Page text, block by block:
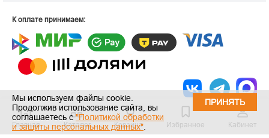
Главная Каталог Корзина Избранное Кабинет
К оплате принимаем:
© 2010-2026 ООО "Строй-Центр".Строительные и отделочные
материалы оптом и в розницу.
Мы используем файлы cookie.
Продолжив использование сайта, вы
соглашаетесь с"Политикой обработки
и защиты персональных данных"
ПРИНЯТЬ